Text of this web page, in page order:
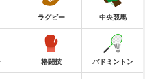
ラグビー 中央競馬
格闘技 バドミントン